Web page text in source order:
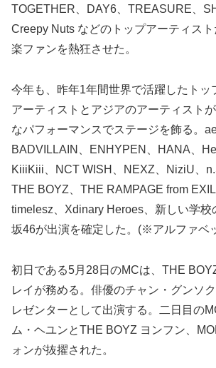
TOGETHER、DAY6、TREASURE、
Creepy Nuts などのトップアーティス
楽ファンを熱狂させた。
今年も、昨年1年間世界で活躍したトッ
アーティストとアジアのアーティスト
なパフォーマンスでステージを飾る。
BADVILLAIN、ENHYPEN、HANA、
KiiiKiii、NCT WISH、NEXZ、NiziU、
THE BOYZ、THE RAMPAGE from
timelesz、Xdinary Heroes、新しい学校
坂46が出演を確定した。(※アルファベ
初日である5月28日のMCは、THE
レイが務める。俳優のチャン・グンソ
レゼンターとして出演する。二日目の
ム・ヘユンとTHE BOYZ ヨンフン、
ォンが抜擢された。